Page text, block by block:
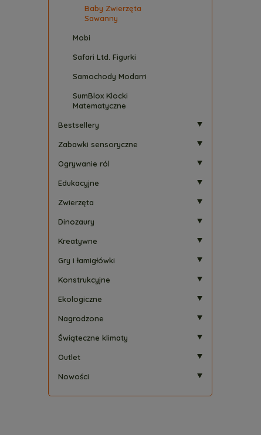
Baby Zwierzęta
Sawanny
Mobi
Safari Ltd. Figurki
Samochody Modarri
SumBlox Klocki
Matematyczne
Bestsellery
Zabawki sensoryczne
Ogrywanie ról
Edukacyjne
Zwierzęta
Dinozaury
Kreatywne
Gry i łamigłówki
Konstrukcyjne
Ekologiczne
Nagrodzone
Świąteczne klimaty
Outlet
Nowości